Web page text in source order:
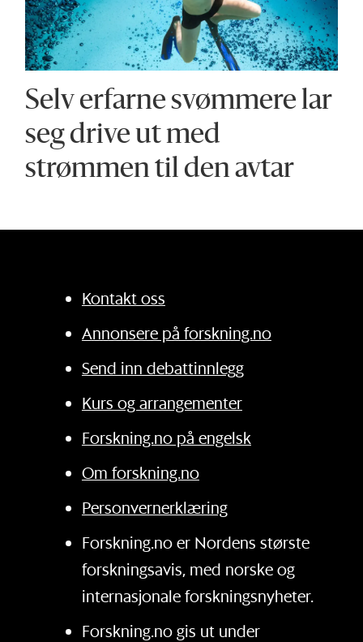
Selv erfarne svømmere lar
seg drive ut med
strømmen til den avtar
Kontakt oss
Annonsere på forskning.no
Send inn debattinnlegg
Kurs og arrangementer
Forskning.no på engelsk
Om forskning.no
Personvernerklæring
Forskning.no er Nordens største
forskningsavis, med norske og
internasjonale forskningsnyheter.
Forskning.no gis ut under